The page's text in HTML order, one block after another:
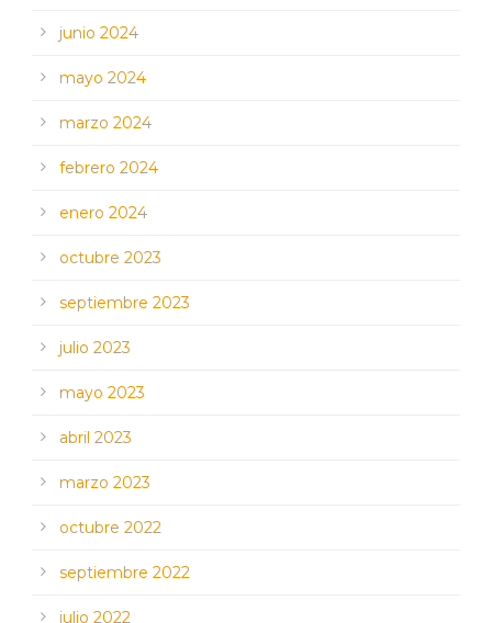
junio 2024
mayo 2024
marzo 2024
febrero 2024
enero 2024
octubre 2023
septiembre 2023
julio 2023
mayo 2023
abril 2023
marzo 2023
octubre 2022
septiembre 2022
julio 2022